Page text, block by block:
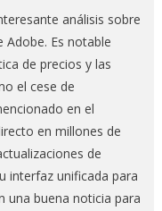
análisis sobre
Adobe. Es notable
de precios y las
el cese de
en el
en millones de
de
interfaz unificada para
una buena noticia para